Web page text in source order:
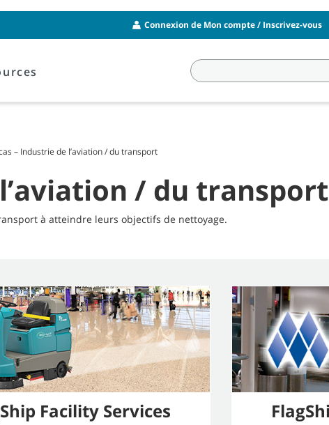
Connexion de Mon compte / Inscrivez-vous
– Industrie de l’aviation / du transport
/ du transport
à atteindre leurs objectifs de nettoyage.
Facility Services